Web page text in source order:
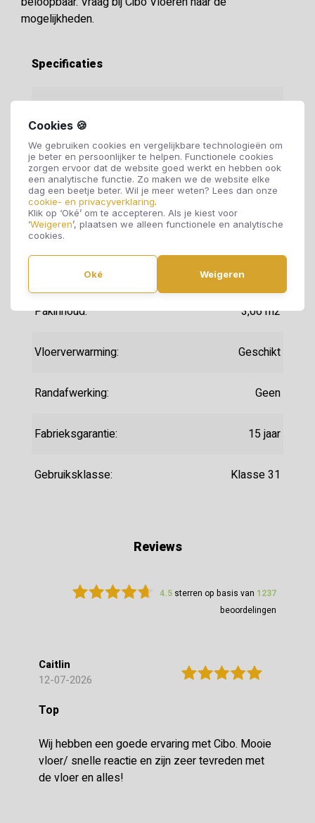
Cookies 🍪
We gebruiken cookies en vergelijkbare technologieën om
je beter en persoonlijker te helpen. Functionele cookies
zorgen ervoor dat de website goed werkt en hebben ook
een analytische functie. Zo maken we de website elke
dag een beetje beter. Wil je meer weten? Lees dan onze
cookie- en privacyverklaring.
Klik op ‘Oké’ om te accepteren. Als je kiest voor
‘Weigeren’, plaatsen we alleen functionele en analytische
cookies.
Oké Weigeren
mogelijkheden.
Specificaties
Motief: Stroken
Dikte: 7 mm
Breedte: 198 mm
1288 mm
Pakinhoud: 3,06 m2
Vloerverwarming: Geschikt
Randafwerking: Geen
Fabrieksgarantie: 15 jaar
Gebruiksklasse: Klasse 31
Reviews
4.5 sterren op basis van 1237
beoordelingen
Caitlin
12-07-2026
Top
Wij hebben een goede ervaring met Cibo. Mooie
vloer/ snelle reactie en zijn zeer tevreden met
de vloer en alles!